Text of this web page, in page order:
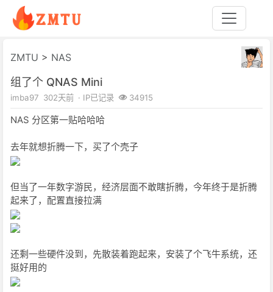
ZMTU > NAS
组了个 QNAS Mini
imba97 302天前 · IP已记录 34915
NAS 分区第一贴哈哈哈
去年就想折腾一下，买了个壳子
但当了一年数字游民，经济层面不敢瞎折腾，今年终于是折腾
起来了，配置直接拉满
还剩一些硬件没到，先散装着跑起来，安装了个飞牛系统，还
挺好用的